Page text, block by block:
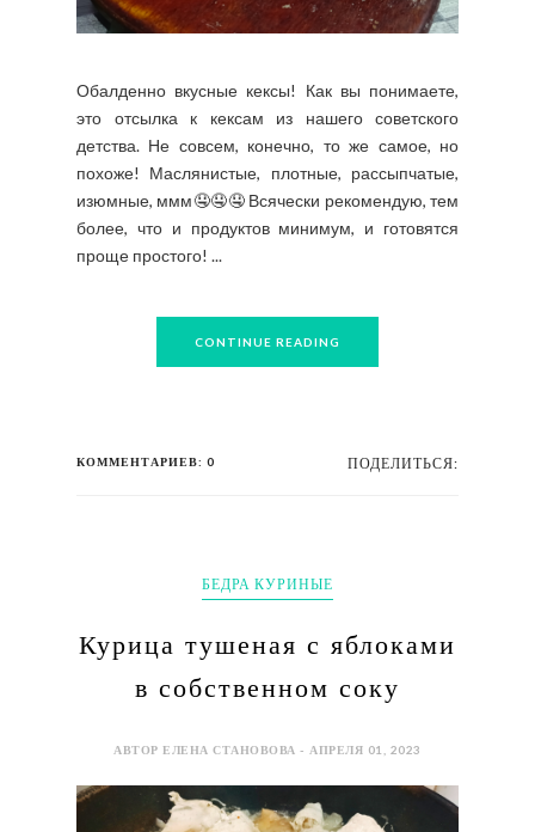
Обалденно вкусные кексы! Как вы понимаете,
это отсылка к кексам из нашего советского
детства. Не совсем, конечно, то же самое, но
похоже! Маслянистые, плотные, рассыпчатые,
изюмные, ммм🤤🤤🤤 Всячески рекомендую, тем
более, что и продуктов минимум, и готовятся
проще простого! ...
CONTINUE READING
КОММЕНТАРИЕВ: 0 ПОДЕЛИТЬСЯ:
БЕДРА КУРИНЫЕ
Курица тушеная с яблоками
в собственном соку
АВТОР ЕЛЕНА СТАНОВОВА - АПРЕЛЯ 01, 2023